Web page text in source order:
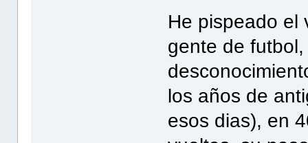
He pispeado el
gente de
los años de
esos dias), en